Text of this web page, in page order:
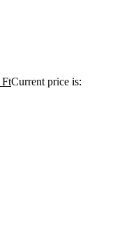
FtCurrent price is: